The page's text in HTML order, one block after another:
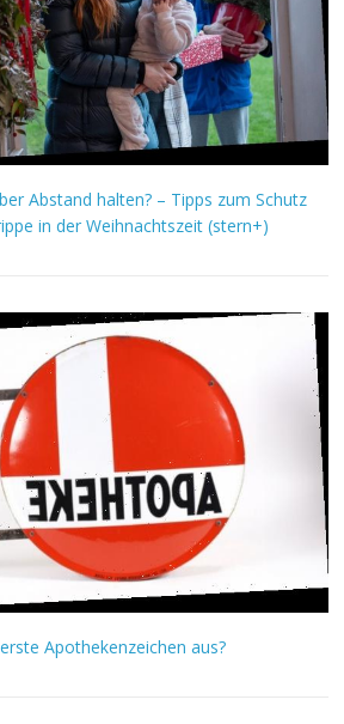
Abstand halten? – Tipps zum Schutz
in der Weihnachtszeit (stern+)
Apothekenzeichen aus?